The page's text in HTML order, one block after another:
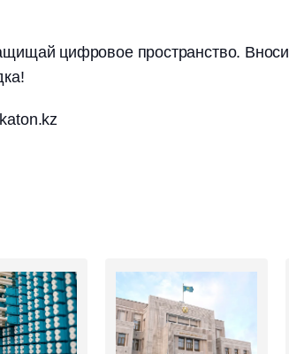
цифровое пространство. Вноси